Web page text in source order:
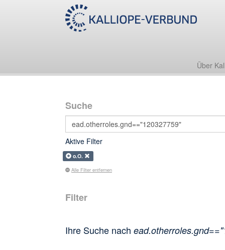
Über
Suche
Aktive Filter
o.O.
Alle Filter entfernen
Filter
Ihre Suche nach